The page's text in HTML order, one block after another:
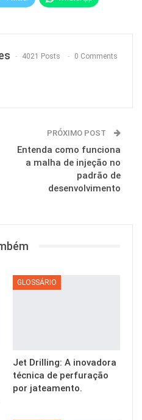
4021 Posts 0 Comments
PRÓXIMO POST
Entenda como funciona
a malha de injeção no
padrão de
desenvolvimento
GLOSSÁRIO
Jet Drilling: A inovadora
técnica de perfuração
por jateamento.